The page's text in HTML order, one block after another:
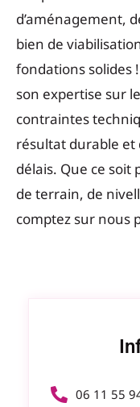
d’aménagement,
bien de
fondations solides
son expertise sur
contraintes
résultat durable et
délais. Que ce
de terrain, de
comptez sur nous
06 11 55